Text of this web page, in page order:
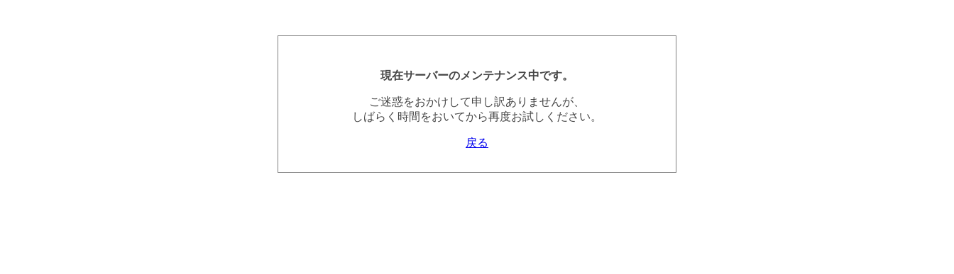
現在サーバーのメンテナンス中です。
ご迷惑をおかけして申し訳ありませんが、
しばらく時間をおいてから再度お試しください。
戻る